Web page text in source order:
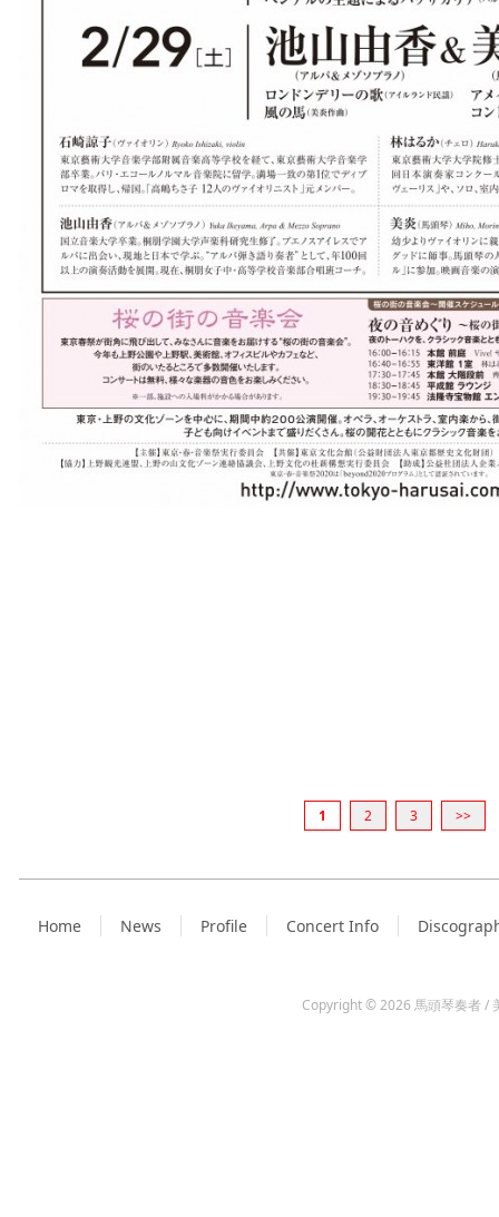
1 2 3 >>
Home News Profile Concert Info
Copyright © 2026 馬頭琴奏者 /